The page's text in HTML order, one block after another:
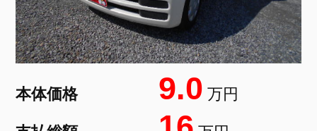
本体価格 9.0 万円